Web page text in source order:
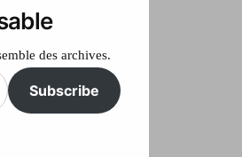
des archives.
Subscribe